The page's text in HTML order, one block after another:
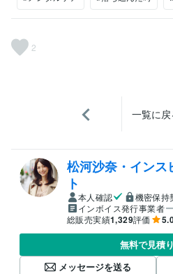
2
一覧に戻
松河沙奈・インス
ト
本人確認
機密保持
インボイス発行事業者
総販売実績1,329評価
無料で見積
メッセージを送る